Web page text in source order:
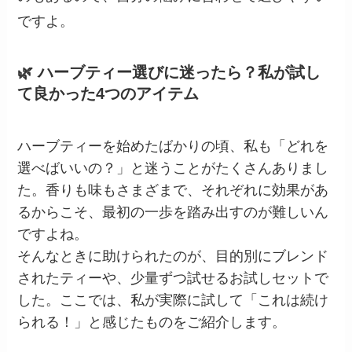
ですよ。
🌿 ハーブティー選びに迷ったら？私が試し
て良かった4つのアイテム
ハーブティーを始めたばかりの頃、私も「どれを
選べばいいの？」と迷うことがたくさんありまし
た。香りも味もさまざまで、それぞれに効果があ
るからこそ、最初の一歩を踏み出すのが難しいん
ですよね。
そんなときに助けられたのが、目的別にブレンド
されたティーや、少量ずつ試せるお試しセットで
した。ここでは、私が実際に試して「これは続け
られる！」と感じたものをご紹介します。